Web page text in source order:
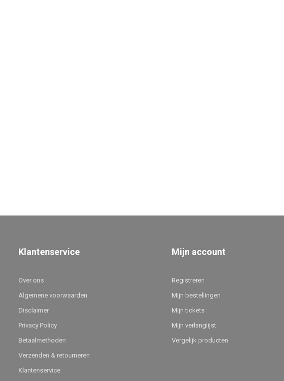
Klantenservice
Over ons
Algemene voorwaarden
Disclaimer
Privacy Policy
Betaalmethoden
Verzenden & retourneren
Klantenservice
Mijn account
Registreren
Mijn bestellingen
Mijn tickets
Mijn verlanglijst
Vergelijk producten